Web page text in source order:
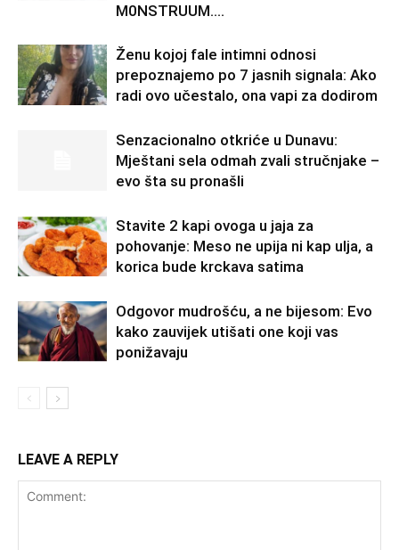
M0NSTRUUM….
Ženu kojoj fale intimni odnosi
prepoznajemo po 7 jasnih signala: Ako
radi ovo učestalo, ona vapi za dodirom
Senzacionalno otkriće u Dunavu:
Mještani sela odmah zvali stručnjake –
evo šta su pronašli
Stavite 2 kapi ovoga u jaja za
pohovanje: Meso ne upija ni kap ulja, a
korica bude krckava satima
Odgovor mudrošću, a ne bijesom: Evo
kako zauvijek utišati one koji vas
ponižavaju
LEAVE A REPLY